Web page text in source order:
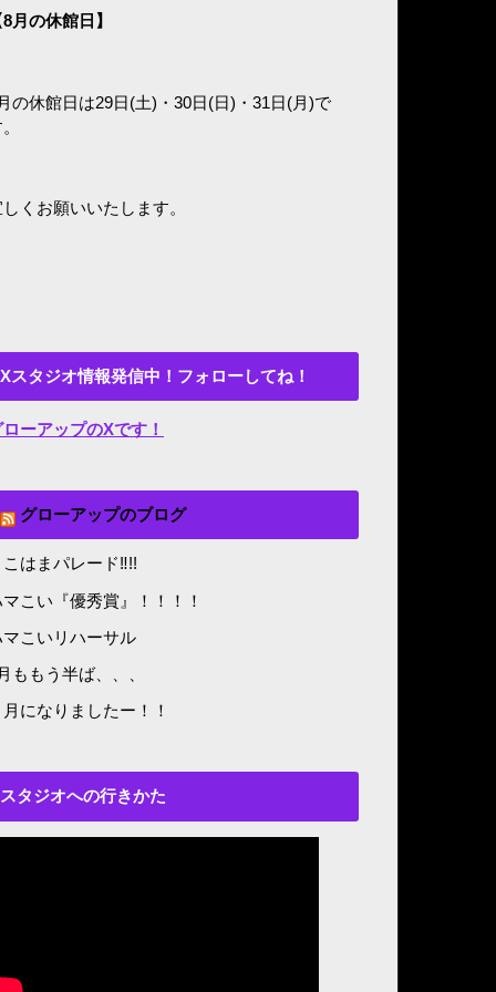
8月の休館日】
の休館日は29日(土)・30日(日)・31日(月)で
くお願いいたします。
Xスタジオ情報発信中！フォローしてね！
ーアップのXです！
グローアップのブログ
こはまパレード‼︎!!
こい『優秀賞』！！！！
マこいリハーサル
ももう半ば、、、
になりましたー！！
スタジオへの行きかた